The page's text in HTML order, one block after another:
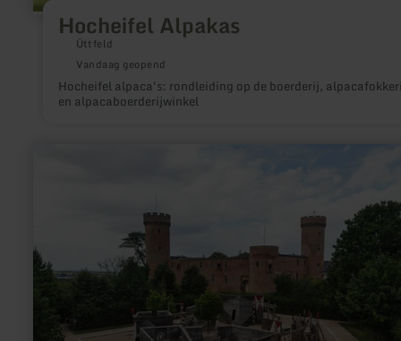
Hocheifel Alpakas
Üttfeld
Vandaag geopend
Hocheifel alpaca's: rondleiding op de boerderij,
en alpacaboerderijwinkel